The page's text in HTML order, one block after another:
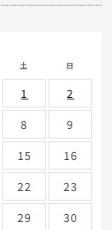
土 日
1
2
8
9
15
16
22
23
29 30